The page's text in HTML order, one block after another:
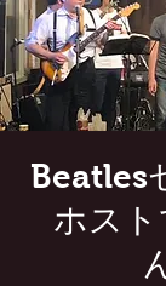
Beatles
ホスト